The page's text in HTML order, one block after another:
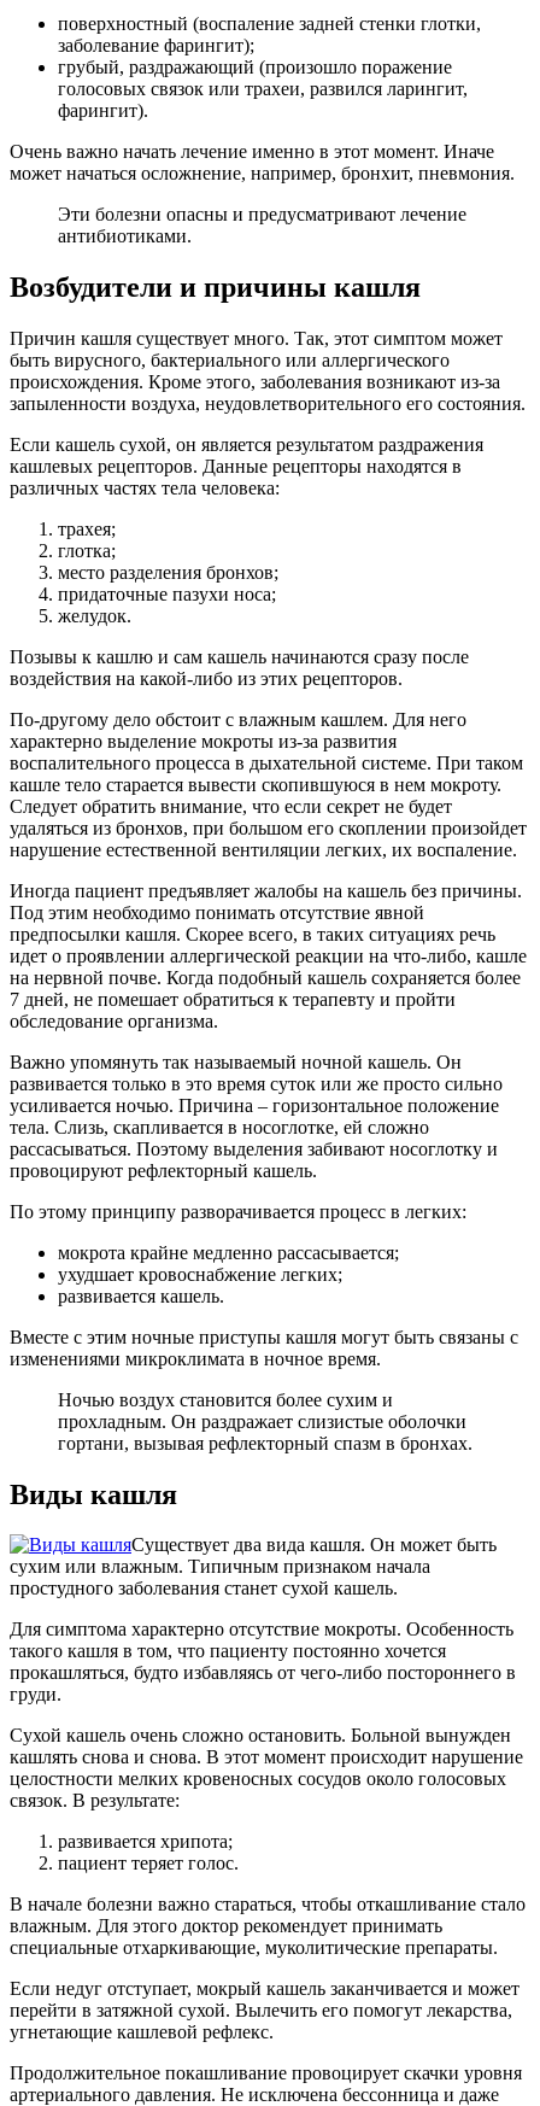
поверхностный (воспаление задней стенки глотки,
заболевание фарингит);
грубый, раздражающий (произошло поражение
голосовых связок или трахеи, развился ларингит,
фарингит).
Очень важно начать лечение именно в этот момент. Иначе
может начаться осложнение, например, бронхит, пневмония.
Эти болезни опасны и предусматривают лечение
антибиотиками.
Возбудители и причины кашля
Причин кашля существует много. Так, этот симптом может
быть вирусного, бактериального или аллергического
происхождения. Кроме этого, заболевания возникают из-за
запыленности воздуха, неудовлетворительного его состояния.
Если кашель сухой, он является результатом раздражения
кашлевых рецепторов. Данные рецепторы находятся в
различных частях тела человека:
трахея;
глотка;
место разделения бронхов;
придаточные пазухи носа;
желудок.
Позывы к кашлю и сам кашель начинаются сразу после
воздействия на какой-либо из этих рецепторов.
По-другому дело обстоит с влажным кашлем. Для него
характерно выделение мокроты из-за развития
воспалительного процесса в дыхательной системе. При таком
кашле тело старается вывести скопившуюся в нем мокроту.
Следует обратить внимание, что если секрет не будет
удаляться из бронхов, при большом его скоплении произойдет
нарушение естественной вентиляции легких, их воспаление.
Иногда пациент предъявляет жалобы на кашель без причины.
Под этим необходимо понимать отсутствие явной
предпосылки кашля. Скорее всего, в таких ситуациях речь
идет о проявлении аллергической реакции на что-либо, кашле
на нервной почве. Когда подобный кашель сохраняется более
7 дней, не помешает обратиться к терапевту и пройти
обследование организма.
Важно упомянуть так называемый ночной кашель. Он
развивается только в это время суток или же просто сильно
усиливается ночью. Причина – горизонтальное положение
тела. Слизь, скапливается в носоглотке, ей сложно
рассасываться. Поэтому выделения забивают носоглотку и
провоцируют рефлекторный кашель.
По этому принципу разворачивается процесс в легких:
мокрота крайне медленно рассасывается;
ухудшает кровоснабжение легких;
развивается кашель.
Вместе с этим ночные приступы кашля могут быть связаны с
изменениями микроклимата в ночное время.
Ночью воздух становится более сухим и
прохладным. Он раздражает слизистые оболочки
гортани, вызывая рефлекторный спазм в бронхах.
Виды кашля
Существует два вида кашля. Он может быть
сухим или влажным. Типичным признаком начала
простудного заболевания станет сухой кашель.
Для симптома характерно отсутствие мокроты. Особенность
такого кашля в том, что пациенту постоянно хочется
прокашляться, будто избавляясь от чего-либо постороннего в
груди.
Сухой кашель очень сложно остановить. Больной вынужден
кашлять снова и снова. В этот момент происходит нарушение
целостности мелких кровеносных сосудов около голосовых
связок. В результате:
развивается хрипота;
пациент теряет голос.
В начале болезни важно стараться, чтобы откашливание стало
влажным. Для этого доктор рекомендует принимать
специальные отхаркивающие, муколитические препараты.
Если недуг отступает, мокрый кашель заканчивается и может
перейти в затяжной сухой. Вылечить его помогут лекарства,
угнетающие кашлевой рефлекс.
Продолжительное покашливание провоцирует скачки уровня
артериального давления. Не исключена бессонница и даже